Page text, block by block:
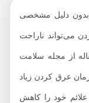
دلیل مشخصی
ناراحت
مجله سلامت
کردن زیاد
خود را کاهش